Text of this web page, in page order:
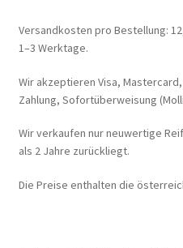
Versandkosten pro Bestellung:
1–3 Werktage.
Wir akzeptieren Visa,
Zahlung, Sofortüberweisung
Wir verkaufen nur neuwertige
als 2 Jahre zurückliegt.
Die Preise enthalten die